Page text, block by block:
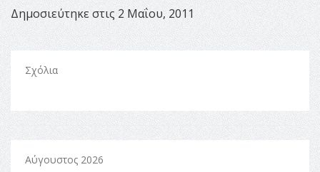
Δημοσιεύτηκε στις 2 Μαΐου, 2011
Σχόλια
Αύγουστος 2026